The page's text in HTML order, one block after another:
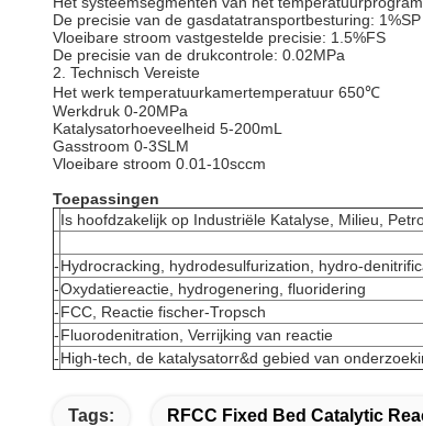
De precisie van de gasdatatransportbesturing: 1%SP
Vloeibare stroom vastgestelde precisie: 1.5%FS
De precisie van de drukcontrole: 0.02MPa
2. Technisch Vereiste
Het werk temperatuurkamertemperatuur 650℃
Werkdruk 0-20MPa
Katalysatorhoeveelheid 5-200mL
Gasstroom 0-3SLM
Vloeibare stroom 0.01-10sccm
Toepassingen
Is hoofdzakelijk op Industriële Katalyse, Milieu,
-Hydrocracking, hydrodesulfurization, hydro-
-Oxydatiereactie, hydrogenering, fluoridering
-FCC, Reactie fischer-Tropsch
-Fluorodenitration, Verrijking van reactie
-High-tech, de katalysatorr&d gebied van
Tags: RFCC Fixed Bed Catalytic